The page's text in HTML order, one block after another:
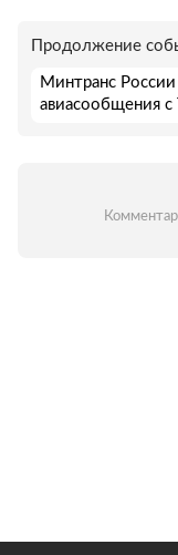
Продолжение
Минтранс
авиасообщения